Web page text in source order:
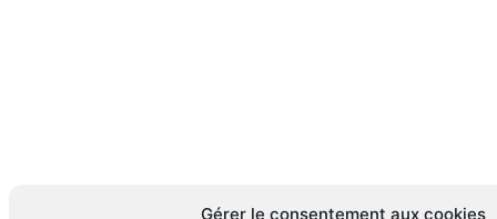
Gérer le consentement aux cookies